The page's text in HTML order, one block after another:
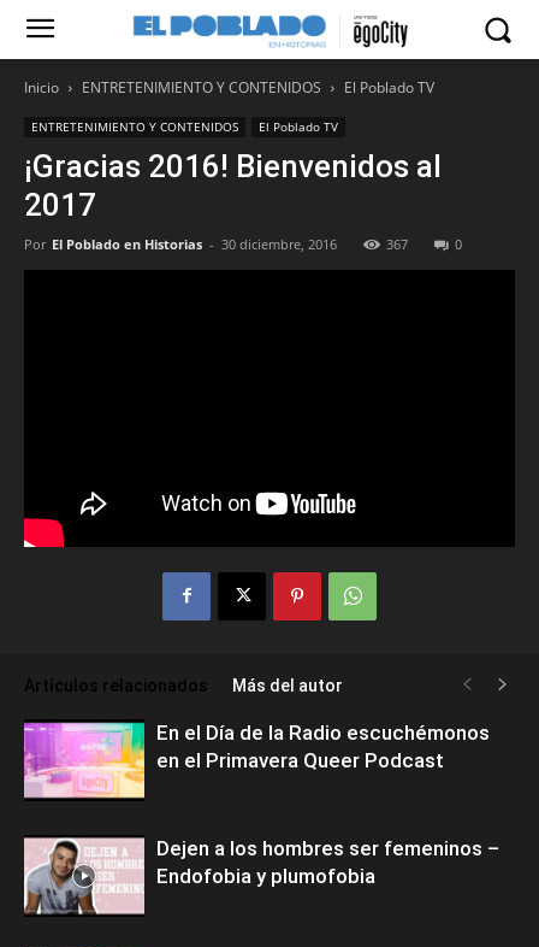
Inicio ENTRETENIMIENTO Y CONTENIDOS El Poblado TV
ENTRETENIMIENTO Y CONTENIDOS El Poblado TV
¡Gracias 2016! Bienvenidos al
2017
Por El Poblado en Historias - 30 diciembre, 2016 367 0
Artículos relacionados Más del autor
En el Día de la Radio escuchémonos
en el Primavera Queer Podcast
Dejen a los hombres ser femeninos –
Endofobia y plumofobia